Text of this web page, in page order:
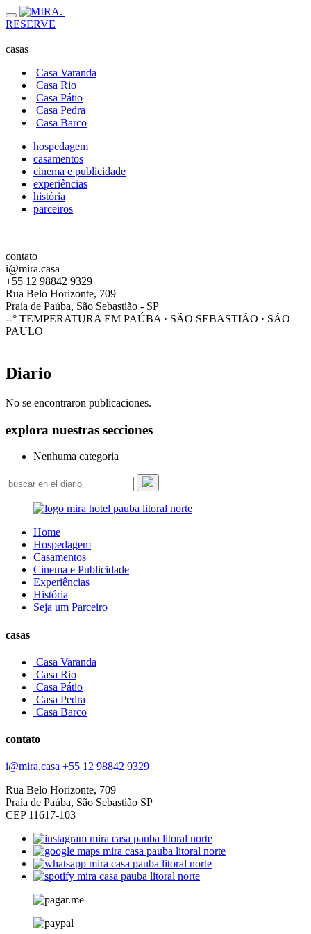
RESERVE
casas
Casa Varanda
Casa Rio
Casa Pátio
Casa Pedra
Casa Barco
hospedagem
casamentos
cinema e publicidade
experiências
história
parceiros
contato
i@mira.casa
+55 12 98842 9329
Rua Belo Horizonte, 709
Praia de Paúba, São Sebastião - SP
--° TEMPERATURA EM PAÚBA · SÃO SEBASTIÃO · SÃO
PAULO
Diario
No se encontraron publicaciones.
explora nuestras secciones
Nenhuma categoria
Home
Hospedagem
Casamentos
Cinema e Publicidade
Experiências
História
Seja um Parceiro
casas
Casa Varanda
Casa Rio
Casa Pátio
Casa Pedra
Casa Barco
contato
i@mira.casa +55 12 98842 9329
Rua Belo Horizonte, 709
Praia de Paúba, São Sebastião SP
CEP 11617-103